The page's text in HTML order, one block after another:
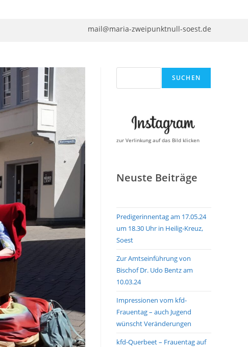
mail@maria-zweipunktnull-soest.de
SUCHEN
zur Verlinkung auf das Bild klicken
Neuste Beiträge
Predigerinnentag am 17.05.24
um 18.30 Uhr in Heilig-Kreuz,
Soest
Zur Amtseinführung von
Bischof Dr. Udo Bentz am
10.03.24
Impressionen vom kfd-
Frauentag – auch Jugend
wünscht Veränderungen
kfd-Querbeet – Frauentag auf